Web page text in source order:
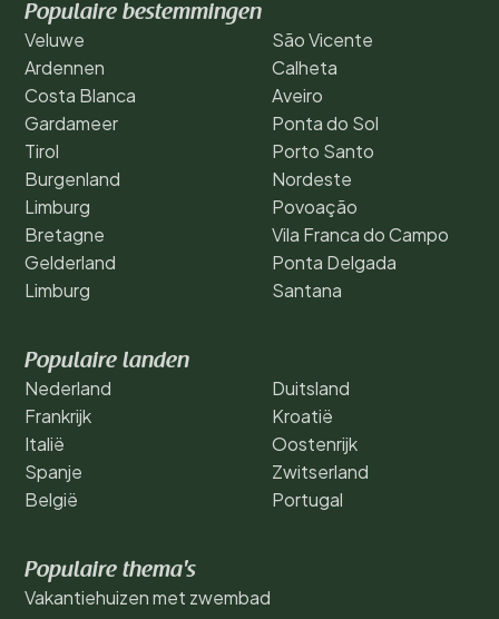
Populaire bestemmingen
Veluwe
Ardennen
Costa Blanca
Gardameer
Tirol
Burgenland
Limburg
Bretagne
Gelderland
Limburg
São Vicente
Calheta
Aveiro
Ponta do Sol
Porto Santo
Nordeste
Povoação
Vila Franca do Campo
Ponta Delgada
Santana
Populaire landen
Nederland
Frankrijk
Italië
Spanje
België
Duitsland
Kroatië
Oostenrijk
Zwitserland
Portugal
Populaire thema's
Vakantiehuizen met zwembad